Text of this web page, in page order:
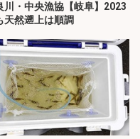
川・中央漁協【岐阜】2023
天然遡上は順調